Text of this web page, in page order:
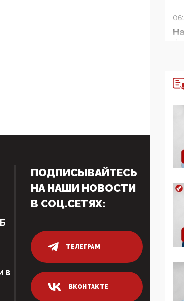
в
ПОДПИСЫВАЙТЕСЬ
НА НАШИ НОВОСТИ
В СОЦ.СЕТЯХ:
ТЕЛЕГРАМ
ВКОНТАКТЕ